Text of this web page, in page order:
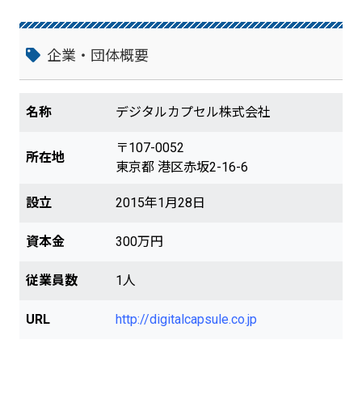
企業・団体概要
名称 デジタルカプセル株式会社
所在地
〒107-0052
東京都 港区赤坂2-16-6
設立 2015年1月28日
資本金 300万円
従業員数 1人
URL http://digitalcapsule.co.jp